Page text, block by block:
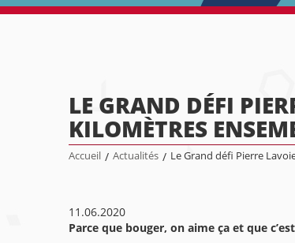
LE GRAND DÉFI
KILOMÈTRES
Accueil / Actualités / Le Grand défi Pierre
11.06.2020
Parce que bouger, on aime ça et que